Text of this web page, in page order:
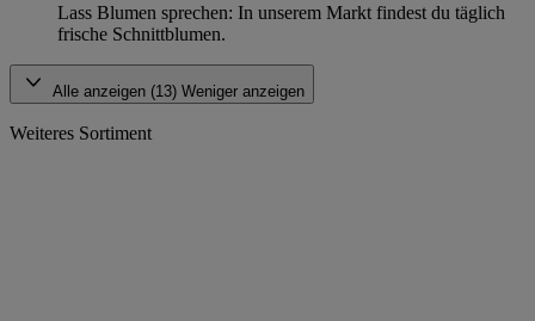
Lass Blumen sprechen: In unserem Markt findest du täglich
frische Schnittblumen.
Alle anzeigen (13) Weniger anzeigen
Weiteres Sortiment